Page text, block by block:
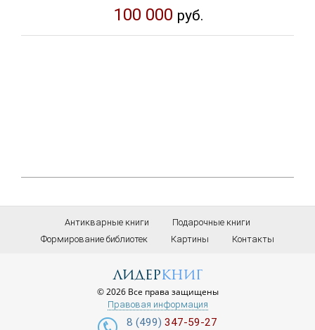
100 000 руб.
Антикварные книги
Подарочные книги
Формирование библиотек
Картины Контакты
лидеркниг
© 2026 Все права защищены
Правовая информация
8 (499) 347-59-27